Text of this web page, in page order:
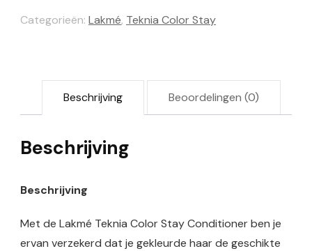
(300ml)
Categorieën: Lakmé, Teknia Color Stay
Beschrijving Beoordelingen (0)
Beschrijving
Beschrijving
Met de Lakmé Teknia Color Stay Conditioner ben je
ervan verzekerd dat je gekleurde haar de geschikte